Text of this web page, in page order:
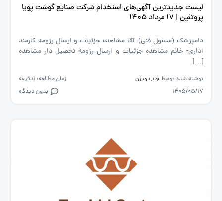
لیست جدیدترین آگهی‌های استخدام شرکت صنایع گوشت پویا
پروتئین | ۱۷ مرداد ۱۴۰۵
دامپزشک (مسئول فنی)- آقا مشاهده جزئیات و ارسال رزومه کارمند
اداری- خانم مشاهده جزئیات و ارسال رزومه تحصیل دار مشاهده
[…]
نوشته شده توسط جاب ویژن
زمان مطالعه: 1دقیقه
1405/05/17
بدون دیدگاه